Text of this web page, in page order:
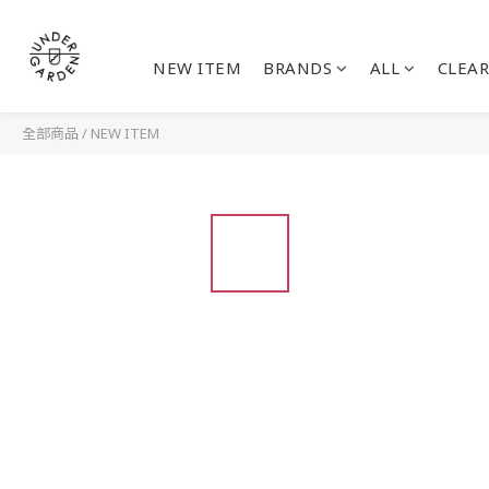
NEW ITEM BRANDS ALL
全部商品 / NEW ITEM